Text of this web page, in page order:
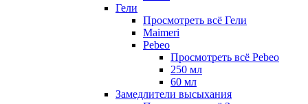
Гели
Просмотреть всё Гели
Maimeri
Pebeo
Просмотреть всё Pebeo
250 мл
60 мл
Замедлители высыхания